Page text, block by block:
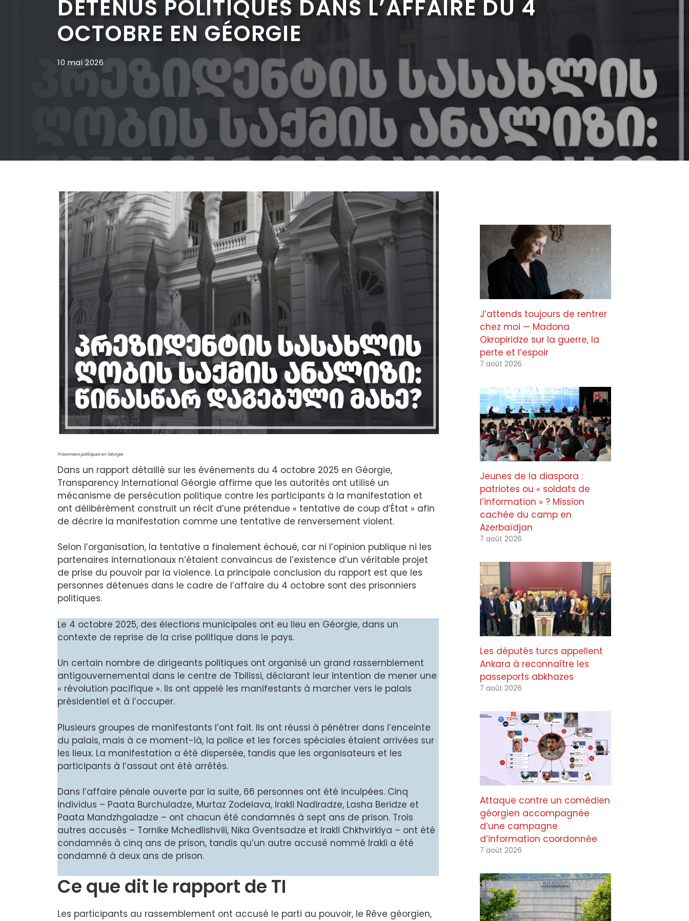
DÉTENUS POLITIQUES DANS L’AFFAIRE DU 4
OCTOBRE EN GÉORGIE
10 mai 2026
Prisonniers politiques en Géorgie
Dans un rapport détaillé sur les événements du 4 octobre 2025 en Géorgie,
Transparency International Géorgie affirme que les autorités ont utilisé un
mécanisme de persécution politique contre les participants à la manifestation et
ont délibérément construit un récit d’une prétendue « tentative de coup d’État » afin
de décrire la manifestation comme une tentative de renversement violent.
Selon l’organisation, la tentative a finalement échoué, car ni l’opinion publique ni les
partenaires internationaux n’étaient convaincus de l’existence d’un véritable projet
de prise du pouvoir par la violence. La principale conclusion du rapport est que les
personnes détenues dans le cadre de l’affaire du 4 octobre sont des prisonniers
politiques.
Le 4 octobre 2025, des élections municipales ont eu lieu en Géorgie, dans un
contexte de reprise de la crise politique dans le pays.
Un certain nombre de dirigeants politiques ont organisé un grand rassemblement
antigouvernemental dans le centre de Tbilissi, déclarant leur intention de mener une
« révolution pacifique ». Ils ont appelé les manifestants à marcher vers le palais
présidentiel et à l’occuper.
Plusieurs groupes de manifestants l’ont fait. Ils ont réussi à pénétrer dans l’enceinte
du palais, mais à ce moment-là, la police et les forces spéciales étaient arrivées sur
les lieux. La manifestation a été dispersée, tandis que les organisateurs et les
participants à l’assaut ont été arrêtés.
Dans l’affaire pénale ouverte par la suite, 66 personnes ont été inculpées. Cinq
individus – Paata Burchuladze, Murtaz Zodelava, Irakli Nadiradze, Lasha Beridze et
Paata Mandzhgaladze – ont chacun été condamnés à sept ans de prison. Trois
autres accusés – Tornike Mchedlishvili, Nika Gventsadze et Irakli Chkhvirkiya – ont été
condamnés à cinq ans de prison, tandis qu’un autre accusé nommé Irakli a été
condamné à deux ans de prison.
Ce que dit le rapport de TI
Les participants au rassemblement ont accusé le parti au pouvoir, le Rêve géorgien,
J’attends toujours de rentrer
chez moi — Madona
Okropiridze sur la guerre, la
perte et l’espoir
7 août 2026
Jeunes de la diaspora :
patriotes ou « soldats de
l’information » ? Mission
cachée du camp en
Azerbaïdjan
7 août 2026
Les députés turcs appellent
Ankara à reconnaître les
passeports abkhazes
7 août 2026
Attaque contre un comédien
géorgien accompagnée
d’une campagne
d’information coordonnée
7 août 2026